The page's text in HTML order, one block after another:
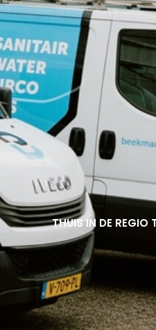
THUIS IN DE REGIO
THUIS IN DE REGIO
THUIS IN DE REGIO